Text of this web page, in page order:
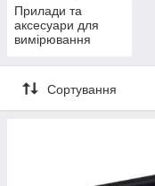
Прилади та
аксесуари для
вимірювання
Сортування